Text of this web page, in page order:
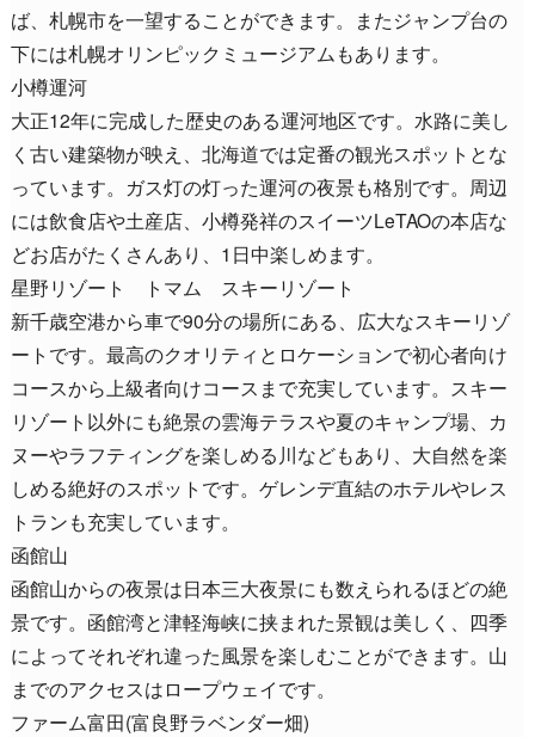
ば、札幌市を一望することができます。またジャンプ台の
下には札幌オリンピックミュージアムもあります。
小樽運河
大正12年に完成した歴史のある運河地区です。水路に美し
く古い建築物が映え、北海道では定番の観光スポットとな
っています。ガス灯の灯った運河の夜景も格別です。周辺
には飲食店や土産店、小樽発祥のスイーツLeTAOの本店な
どお店がたくさんあり、1日中楽しめます。
星野リゾート トマム スキーリゾート
新千歳空港から車で90分の場所にある、広大なスキーリゾ
ートです。最高のクオリティとロケーションで初心者向け
コースから上級者向けコースまで充実しています。スキー
リゾート以外にも絶景の雲海テラスや夏のキャンプ場、カ
ヌーやラフティングを楽しめる川などもあり、大自然を楽
しめる絶好のスポットです。ゲレンデ直結のホテルやレス
トランも充実しています。
函館山
函館山からの夜景は日本三大夜景にも数えられるほどの絶
景です。函館湾と津軽海峡に挟まれた景観は美しく、四季
によってそれぞれ違った風景を楽しむことができます。山
までのアクセスはロープウェイです。
ファーム富田(富良野ラベンダー畑)